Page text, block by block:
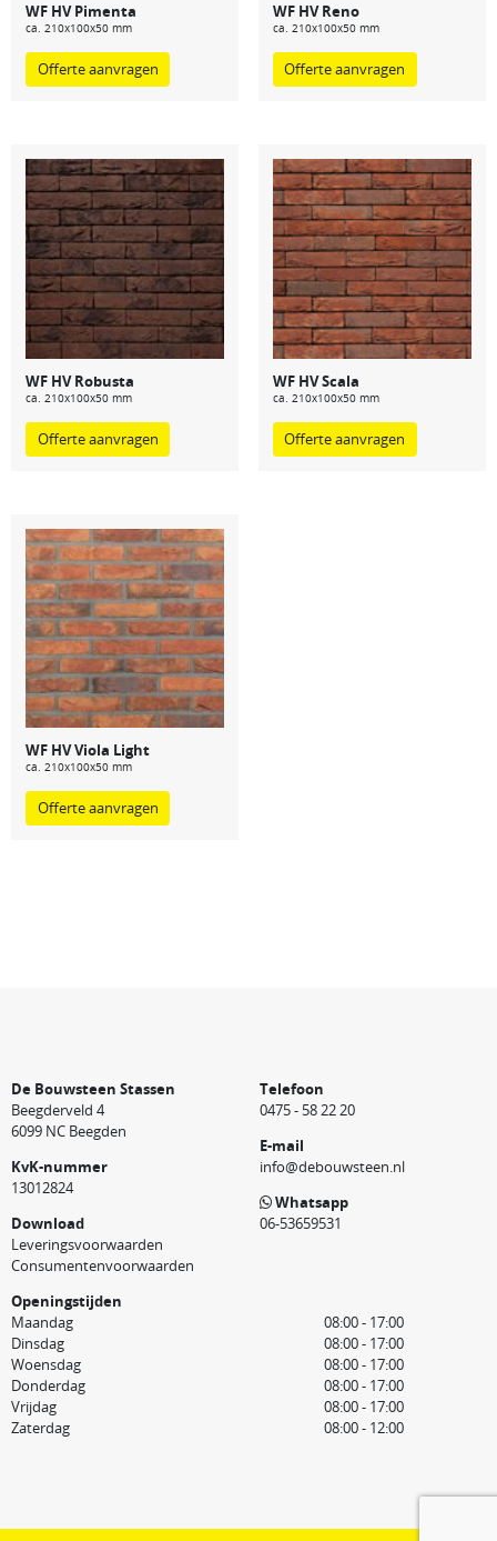
WF HV Pimenta
ca. 210x100x50 mm
Offerte aanvragen
WF HV Reno
ca. 210x100x50 mm
Offerte aanvragen
WF HV Robusta
ca. 210x100x50 mm
Offerte aanvragen
WF HV Scala
ca. 210x100x50 mm
Offerte aanvragen
WF HV Viola Light
ca. 210x100x50 mm
Offerte aanvragen
De Bouwsteen Stassen
Beegderveld 4
6099 NC Beegden
KvK-nummer
13012824
Download
Leveringsvoorwaarden
Consumentenvoorwaarden
Telefoon
0475 - 58 22 20
E-mail
info@debouwsteen.nl
Whatsapp
06-53659531
Openingstijden
Maandag
08:00 - 17:00
Dinsdag
08:00 - 17:00
Woensdag
08:00 - 17:00
Donderdag
08:00 - 17:00
Vrijdag
08:00 - 17:00
Zaterdag
08:00 - 12:00